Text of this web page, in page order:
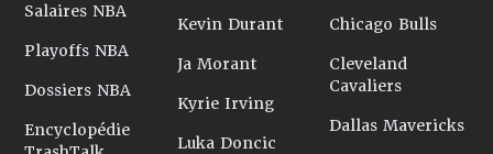
Salaires NBA
Playoffs NBA
Dossiers NBA
Encyclopédie
Kevin Durant
Ja Morant
Kyrie Irving
Luka Doncic
Chicago Bulls
Cleveland
Cavaliers
Dallas Mavericks